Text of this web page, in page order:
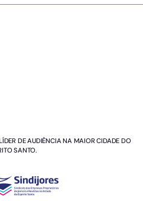
DE AUDIÊNCIA NA MAIOR CIDADE DO
SANTO.